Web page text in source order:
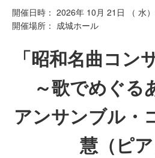
開催日時： 2026年 10月 21日 （ 水
開催場所： 成城ホール
「昭和名曲コン
～歌でめぐる
アンサンブル・
慧（ピア